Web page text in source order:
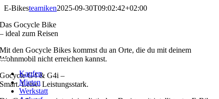
Zum
springen
Toggle
Navigation
Kaufen
Mieten
Werkstatt
E-Bikesteamiken2025-09-30T09:02:42+02:00
Das Gocycle Bike
– ideal zum Reisen
Mit den Gocycle Bikes kommst du an Orte, die du mit deinem
Wohnmobil nicht erreichen kannst.
Gocycle G4 & G4i –
Smart. Leise. Leistungsstark.